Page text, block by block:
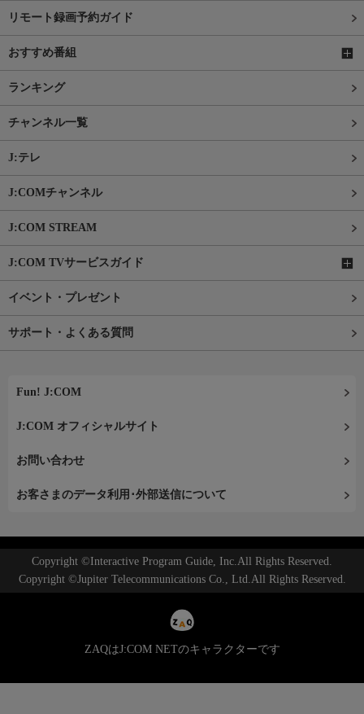
リモート録画予約ガイド
おすすめ番組
ランキング
チャンネル一覧
J:テレ
J:COMチャンネル
J:COM STREAM
J:COM TVサービスガイド
イベント・プレゼント
サポート・よくある質問
Fun! J:COM
J:COM オフィシャルサイト
お問い合わせ
お客さまのデータ利用･外部送信について
Copyright ©Interactive Program Guide, Inc.All Rights Reserved.
Copyright ©Jupiter Telecommunications Co., Ltd.All Rights Reserved.
ZAQはJ:COM NETのキャラクターです